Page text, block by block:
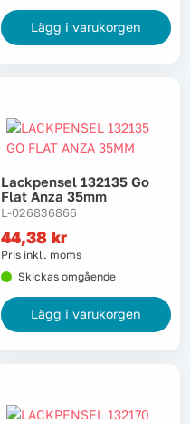
Lägg i varukorgen
Lackpensel 132135 Go
Flat Anza 35mm
L-026836866
44,38 kr
Pris inkl. moms
Skickas omgående
Lägg i varukorgen